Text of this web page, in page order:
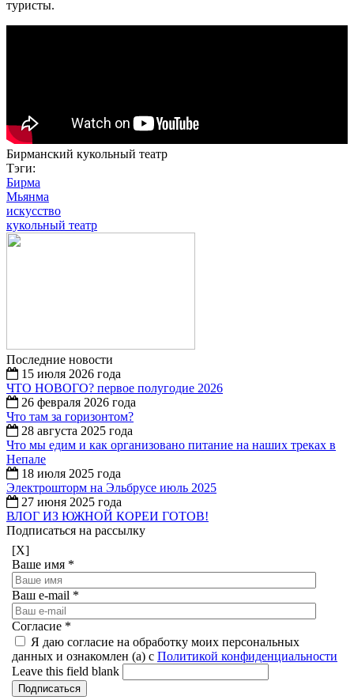
туристы.
Бирманский кукольный театр
Тэги:
Бирма
Мьянма
искусство
кукольный театр
Последние новости
15 июля 2026 года
ЧТО НОВОГО? первое полугодие 2026
26 февраля 2026 года
Что там за горизонтом?
28 августа 2025 года
Что мы едим и как организовано питание на наших треках в
Непале
18 июля 2025 года
Электрошторм на Эльбрусе июль 2025
27 июня 2025 года
ВЛОГ ИЗ ЮЖНОЙ КОРЕИ ГОТОВ!
Подписаться на рассылку
[X]
Ваше имя *
Ваш e-mail *
Согласие *
Я даю согласие на обработку моих персональных
данных и ознакомлен (а) с Политикой конфиденциальности
Leave this field blank